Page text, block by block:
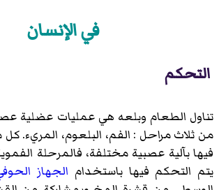
في الإنسان
التحكم
تناول الطعام وبلعه هي عمليات عضلية
من ثلاث مراحل : الفم، البلعوم، المريء.
فيها بآلية عصبية مختلفة، فالمرحلة
يتم التحكم فيها باستخدام الجهاز